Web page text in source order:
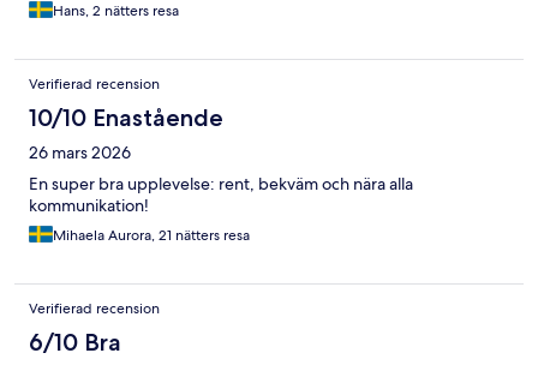
Hans, 2 nätters resa
Verifierad recension
10/10 Enastående
26 mars 2026
En super bra upplevelse: rent, bekväm och nära alla
kommunikation!
Mihaela Aurora, 21 nätters resa
Verifierad recension
6/10 Bra